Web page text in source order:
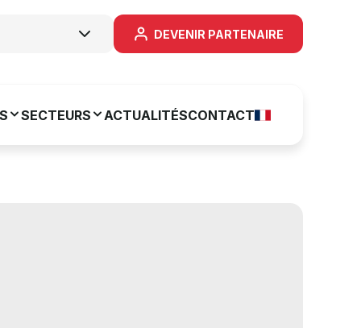
DEVENIR PARTENAIRE
SECTEURS ACTUALITÉSCONTACT